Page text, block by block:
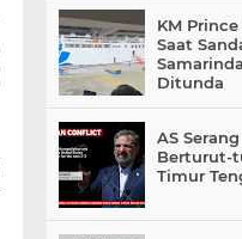
KM
Saat
Ditunda
AS
Berturut-
Timur